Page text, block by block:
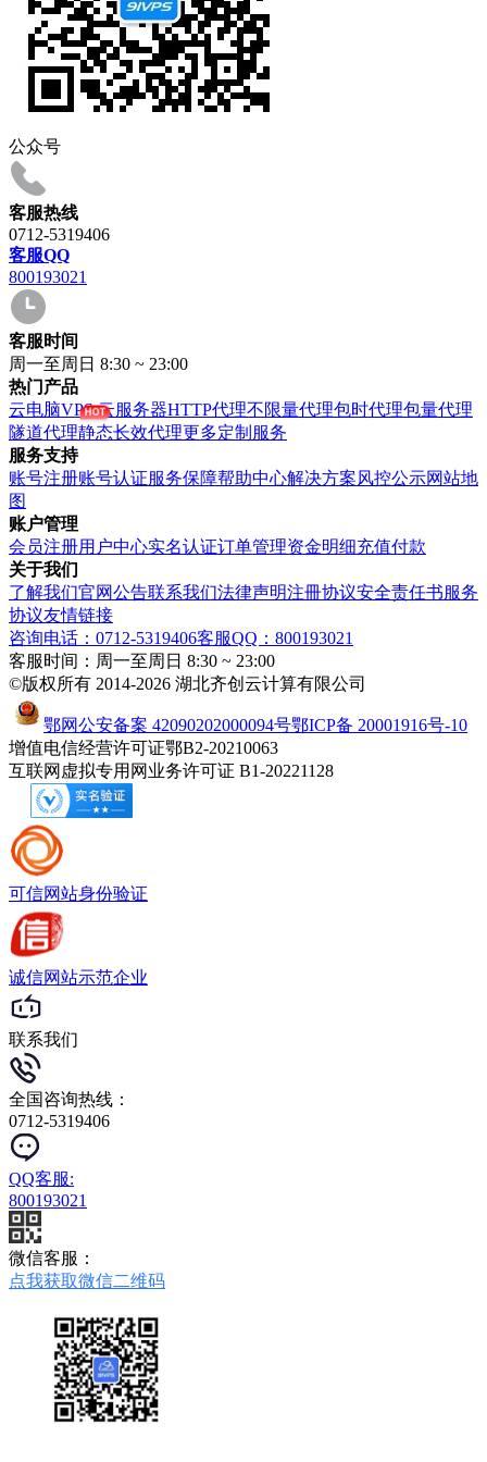
公众号
客服热线
0712-5319406
客服QQ
800193021
客服时间
周一至周日 8:30 ~ 23:00
热门产品
云电脑VPS云服务器HTTP代理不限量代理包时代理包量代理
隧道代理静态长效代理更多定制服务
服务支持
账号注册账号认证服务保障帮助中心解决方案风控公示网站地
图
账户管理
会员注册用户中心实名认证订单管理资金明细充值付款
关于我们
了解我们官网公告联系我们法律声明注冊协议安全责任书服务
协议友情链接
咨询电话：0712-5319406客服QQ：800193021
客服时间：周一至周日 8:30 ~ 23:00
©版权所有 2014-2026 湖北齐创云计算有限公司
鄂网公安备案 42090202000094号鄂ICP备 20001916号-10
增值电信经营许可证鄂B2-20210063
互联网虚拟专用网业务许可证 B1-20221128
可信网站身份验证
诚信网站示范企业
联系我们
全国咨询热线：
0712-5319406
QQ客服:
800193021
微信客服：
点我获取微信二维码